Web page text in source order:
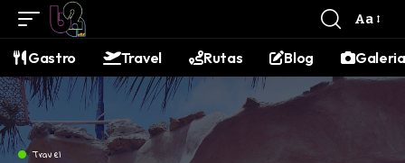
contenido Aa
Gastro Travel Rutas Blog Galeria
Travel